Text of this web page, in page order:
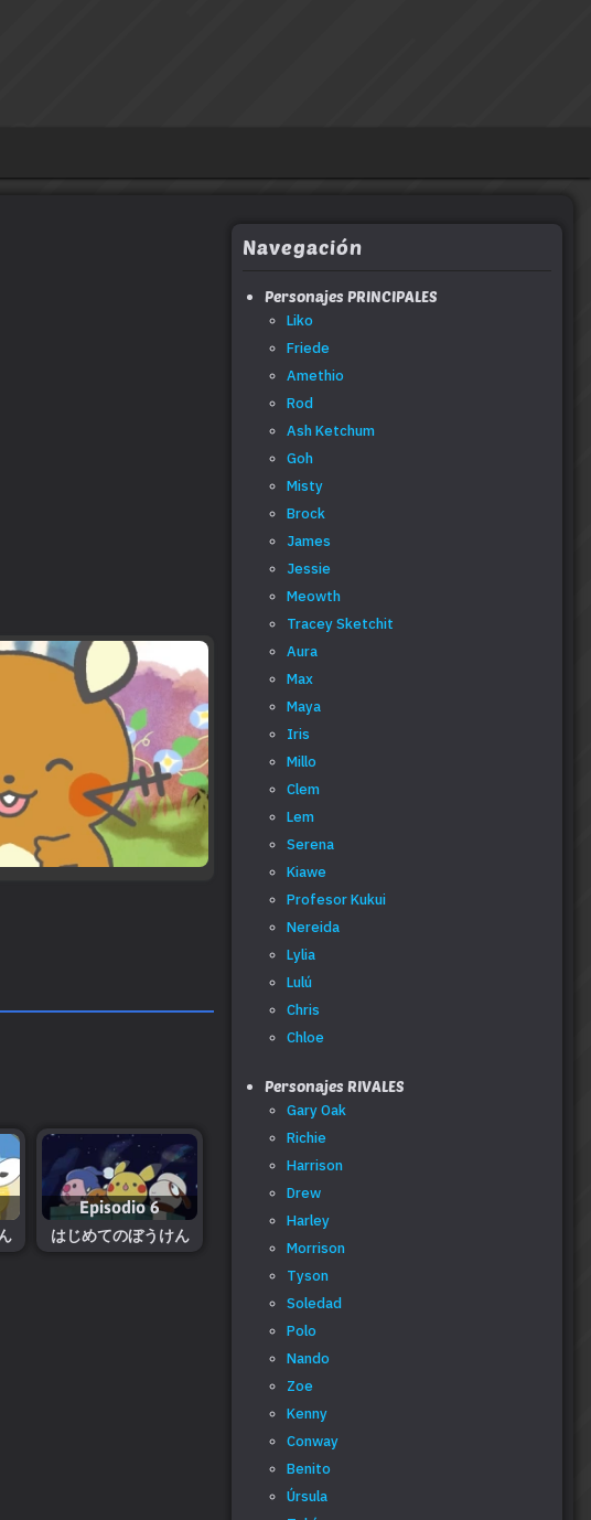
Episodio 6
はじめてのぼうけん
Navegación
Personajes PRINCIPALES
Liko
Friede
Amethio
Rod
Ash Ketchum
Goh
Misty
Brock
James
Jessie
Meowth
Tracey Sketchit
Aura
Max
Maya
Iris
Millo
Clem
Lem
Serena
Kiawe
Profesor Kukui
Nereida
Lylia
Lulú
Chris
Chloe
Personajes RIVALES
Gary Oak
Richie
Harrison
Drew
Harley
Morrison
Tyson
Soledad
Polo
Nando
Zoe
Kenny
Conway
Benito
Úrsula